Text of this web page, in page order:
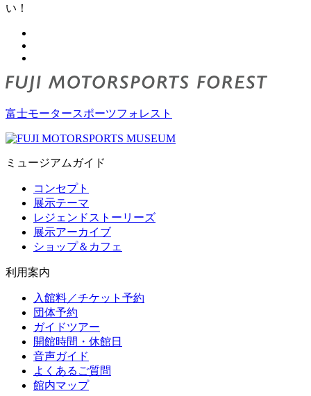
い！
富士モータースポーツフォレスト
ミュージアムガイド
コンセプト
展示テーマ
レジェンドストーリーズ
展示アーカイブ
ショップ＆カフェ
利用案内
入館料／チケット予約
団体予約
ガイドツアー
開館時間・休館日
音声ガイド
よくあるご質問
館内マップ